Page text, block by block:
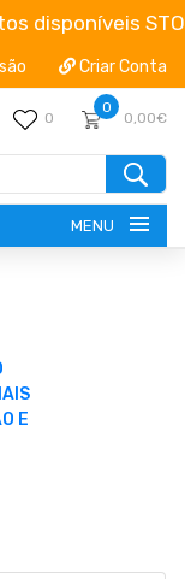
disponíveis
Criar Conta
0
0
0,00€
MENU
E